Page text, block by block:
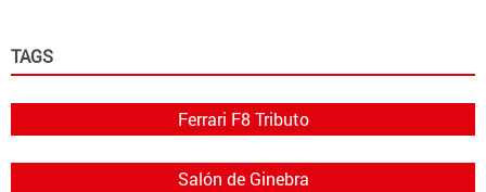
TAGS
Ferrari F8 Tributo
Salón de Ginebra